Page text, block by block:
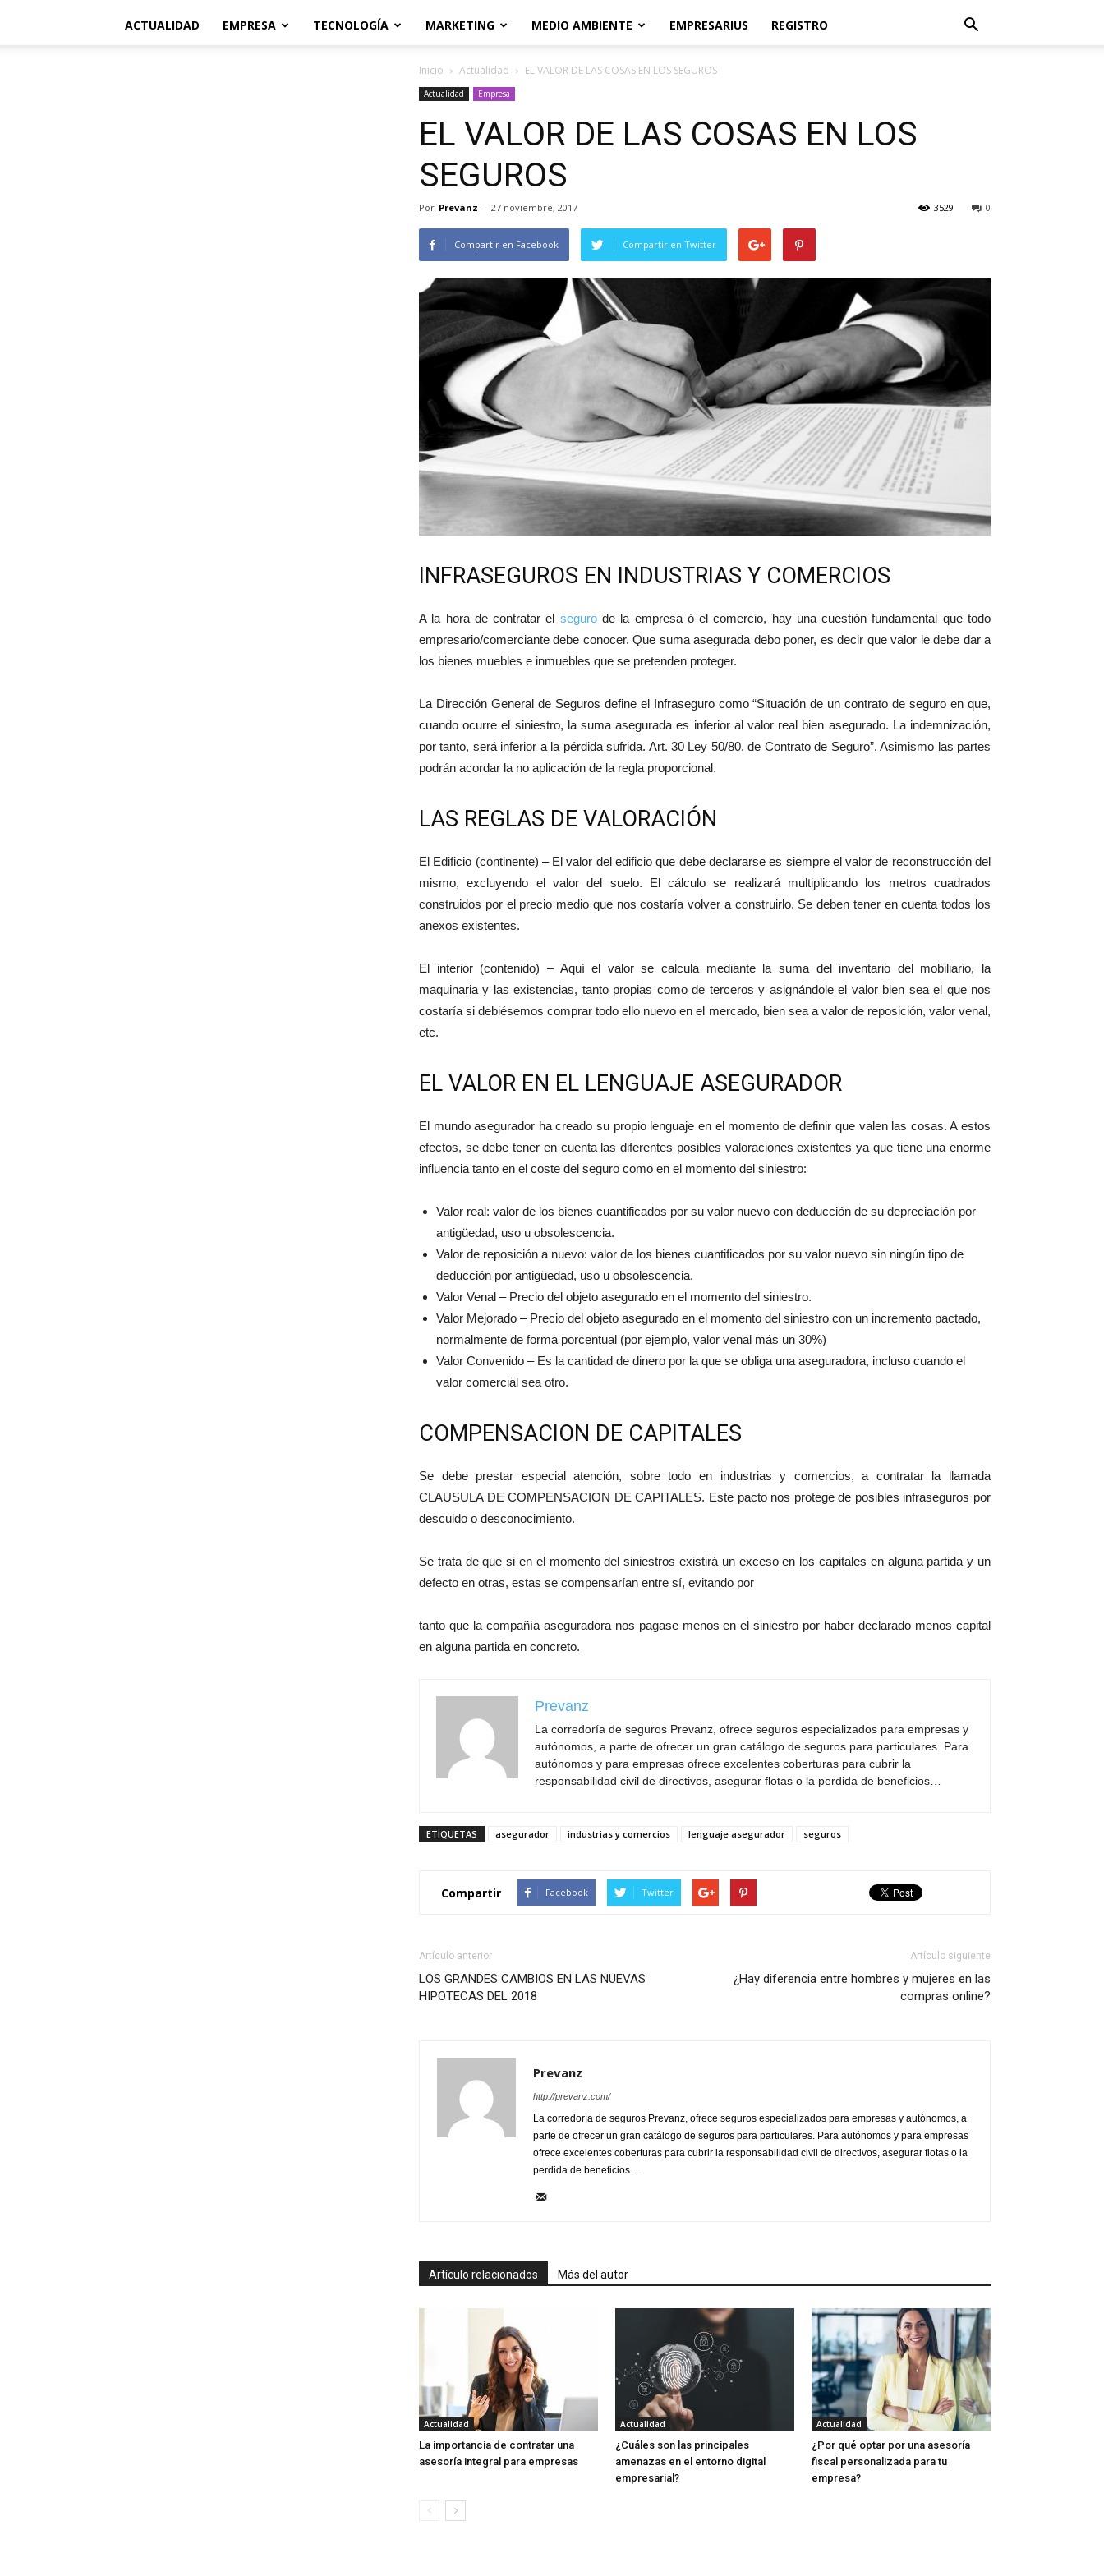
ACTUALIDAD EMPRESA TECNOLOGÍA MARKETING MEDIO AMBIENTE EMPRESARIUS REGISTRO
Inicio Actualidad EL VALOR DE LAS COSAS EN LOS SEGUROS
Actualidad Empresa
EL VALOR DE LAS COSAS EN LOS
SEGUROS
Por Prevanz - 27 noviembre, 2017 0
3529
Compartir en Facebook Compartir en Twitter
INFRASEGUROS EN INDUSTRIAS Y COMERCIOS
A la hora de contratar el segurode la empresa ó el comercio, hay una cuestión fundamental que todo
empresario/comerciante debe conocer. Que suma asegurada debo poner, es decir que valor le debe dar a
los bienes muebles e inmuebles que se pretenden proteger.
La Dirección General de Seguros define el Infraseguro como “Situación de un contrato de seguro en que,
cuando ocurre el siniestro, la suma asegurada es inferior al valor real bien asegurado. La indemnización,
por tanto, será inferior a la pérdida sufrida. Art. 30 Ley 50/80, de Contrato de Seguro”. Asimismo las partes
podrán acordar la no aplicación de la regla proporcional.
LAS REGLAS DE VALORACIÓN
El Edificio (continente) – El valor del edificio que debe declararse es siempre el valor de reconstrucción del
mismo, excluyendo el valor del suelo. El cálculo se realizará multiplicando los metros cuadrados
construidos por el precio medio que nos costaría volver a construirlo. Se deben tener en cuenta todos los
anexos existentes.
El interior (contenido) – Aquí el valor se calcula mediante la suma del inventario del mobiliario, la
maquinaria y las existencias, tanto propias como de terceros y asignándole el valor bien sea el que nos
costaría si debiésemos comprar todo ello nuevo en el mercado, bien sea a valor de reposición, valor venal,
etc.
EL VALOR EN EL LENGUAJE ASEGURADOR
El mundo asegurador ha creado su propio lenguaje en el momento de definir que valen las cosas. A estos
efectos, se debe tener en cuenta las diferentes posibles valoraciones existentes ya que tiene una enorme
influencia tanto en el coste del seguro como en el momento del siniestro:
Valor real: valor de los bienes cuantificados por su valor nuevo con deducción de su depreciación por
antigüedad, uso u obsolescencia.
Valor de reposición a nuevo: valor de los bienes cuantificados por su valor nuevo sin ningún tipo de
deducción por antigüedad, uso u obsolescencia.
Valor Venal – Precio del objeto asegurado en el momento del siniestro.
Valor Mejorado – Precio del objeto asegurado en el momento del siniestro con un incremento pactado,
normalmente de forma porcentual (por ejemplo, valor venal más un 30%)
Valor Convenido – Es la cantidad de dinero por la que se obliga una aseguradora, incluso cuando el
valor comercial sea otro.
COMPENSACION DE CAPITALES
Se debe prestar especial atención, sobre todo en industrias y comercios, a contratar la llamada
CLAUSULA DE COMPENSACION DE CAPITALES. Este pacto nos protege de posibles infraseguros por
descuido o desconocimiento.
Se trata de que si en el momento del siniestros existirá un exceso en los capitales en alguna partida y un
defecto en otras, estas se compensarían entre sí, evitando por
tanto que la compañía aseguradora nos pagase menos en el siniestro por haber declarado menos capital
en alguna partida en concreto.
Prevanz
La corredoría de seguros Prevanz, ofrece seguros especializados para empresas y
autónomos, a parte de ofrecer un gran catálogo de seguros para particulares. Para
autónomos y para empresas ofrece excelentes coberturas para cubrir la
responsabilidad civil de directivos, asegurar flotas o la perdida de beneficios…
ETIQUETAS asegurador industrias y comercios lenguaje asegurador seguros
Compartir Facebook Twitter
Artículo anterior
LOS GRANDES CAMBIOS EN LAS NUEVAS
HIPOTECAS DEL 2018
Artículo siguiente
¿Hay diferencia entre hombres y mujeres en las
compras online?
Prevanz
http://prevanz.com/
La corredoría de seguros Prevanz, ofrece seguros especializados para empresas y autónomos, a
parte de ofrecer un gran catálogo de seguros para particulares. Para autónomos y para empresas
ofrece excelentes coberturas para cubrir la responsabilidad civil de directivos, asegurar flotas o la
perdida de beneficios…
Artículo relacionados Más del autor
Actualidad
La importancia de contratar una
asesoría integral para empresas
Actualidad
¿Cuáles son las principales
amenazas en el entorno digital
empresarial?
Actualidad
¿Por qué optar por una asesoría
fiscal personalizada para tu
empresa?